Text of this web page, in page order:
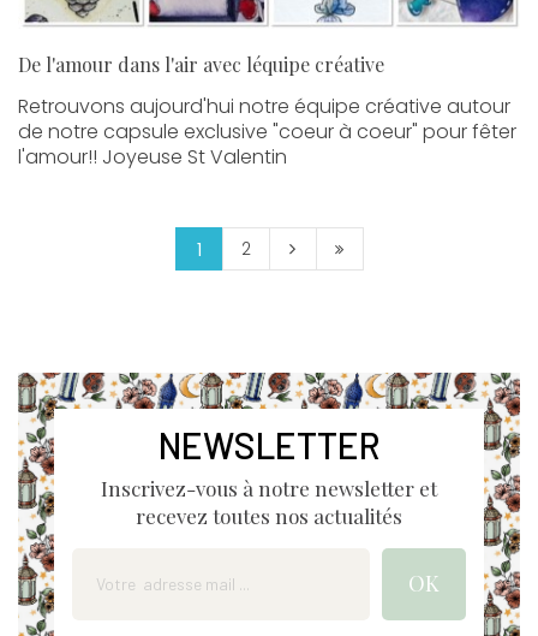
De l'amour dans l'air avec léquipe créative
Retrouvons aujourd'hui notre équipe créative autour
de notre capsule exclusive "coeur à coeur" pour fêter
l'amour!! Joyeuse St Valentin
1 2
NEWSLETTER
Inscrivez-vous à notre newsletter et
recevez toutes nos actualités